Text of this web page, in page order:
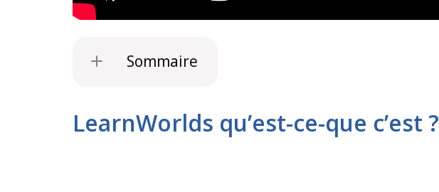
Sommaire
LearnWorlds qu’est-ce-que c’est ?